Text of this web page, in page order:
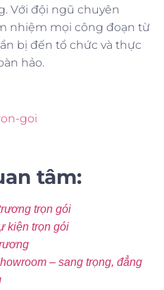
Với đội ngũ chuyên
nhiệm mọi công đoạn từ
bị đến tổ chức và thực
hảo.
tâm:
trọn gói
kiện trọn gói
– sang trọng, đẳng